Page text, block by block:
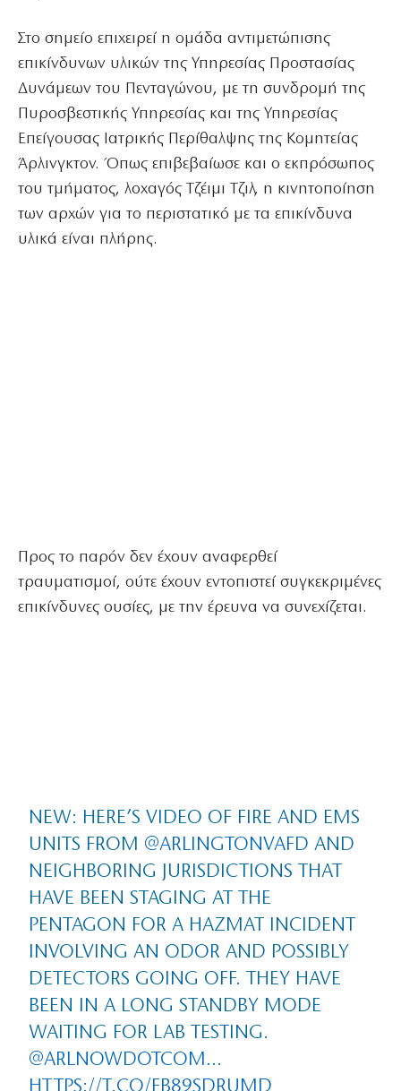
Στο σημείο επιχειρεί η ομάδα αντιμετώπισης
επικίνδυνων υλικών της Υπηρεσίας Προστασίας
Δυνάμεων του Πενταγώνου, με τη συνδρομή της
Πυροσβεστικής Υπηρεσίας και της Υπηρεσίας
Επείγουσας Ιατρικής Περίθαλψης της Κομητείας
Άρλινγκτον. Όπως επιβεβαίωσε και ο εκπρόσωπος
του τμήματος, λοχαγός Τζέιμι Τζιλ, η κινητοποίηση
των αρχών για το περιστατικό με τα επικίνδυνα
υλικά είναι πλήρης.
Προς το παρόν δεν έχουν αναφερθεί
τραυματισμοί, ούτε έχουν εντοπιστεί συγκεκριμένες
επικίνδυνες ουσίες, με την έρευνα να συνεχίζεται.
NEW: HERE’S VIDEO OF FIRE AND EMS
UNITS FROM @ARLINGTONVAFD AND
NEIGHBORING JURISDICTIONS THAT
HAVE BEEN STAGING AT THE
PENTAGON FOR A HAZMAT INCIDENT
INVOLVING AN ODOR AND POSSIBLY
DETECTORS GOING OFF. THEY HAVE
BEEN IN A LONG STANDBY MODE
WAITING FOR LAB TESTING.
@ARLNOWDOTCOM…
HTTPS://T.CO/FB89SDRUMD